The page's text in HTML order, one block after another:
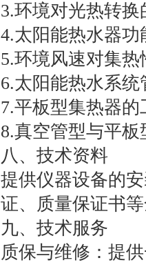
3.环境对光热转换
4.太阳能热水器功
5.环境风速对集热
6.太阳能热水系
7.平板型集热器的
8.真空管型与平
八、技术资料
提供仪器设备的
证、质量保证书
九、技术服务
质保与维修：提